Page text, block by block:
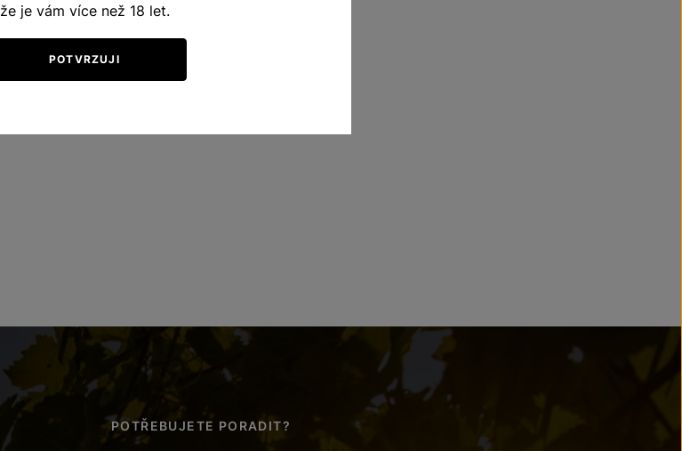
POTŘEBUJETE PORADIT?
že je vám více než 18 let.
POTVRZUJI